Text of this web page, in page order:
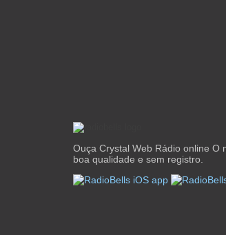
Ouça Crystal Web Rádio online O
boa qualidade e sem registro.